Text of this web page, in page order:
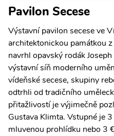
Pavilon Secese
Výstavní pavilon secese ve
architektonickou památkou
navrhl opavský rodák
výstavní síň moderního
vídeňské secese, skupiny
odtrhli od tradičního
přitažlivostí je výjimečně
Gustava Klimta. Vstupné je
mluvenou prohlídku nebo 3